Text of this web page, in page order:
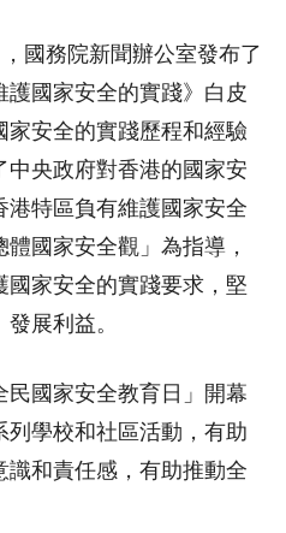
國務院新聞辦公室發布了
護國家安全的實踐》白皮
家安全的實踐歷程和經驗
央政府對香港的國家安
特區負有維護國家安全
國家安全觀」為指導，
家安全的實踐要求，堅
展利益。
國家安全教育日」開幕
學校和社區活動，有助
和責任感，有助推動全